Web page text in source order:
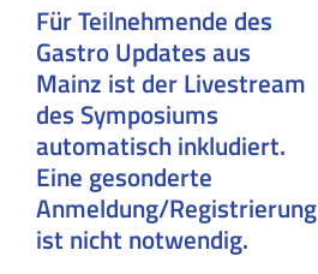
Für Teilnehmende des
Gastro Updates aus
Mainz ist der Livestream
des Symposiums
automatisch inkludiert.
Eine gesonderte
Anmeldung/Registrierung
ist nicht notwendig.